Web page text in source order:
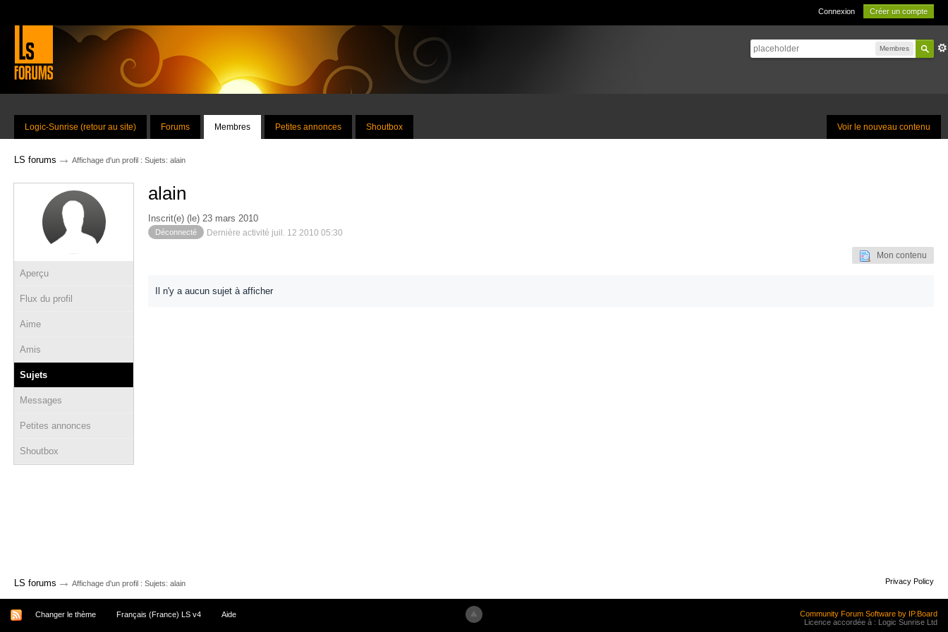
Connexion Créer un compte
Membres
Voir le nouveau contenu
Logic-Sunrise (retour au site) Forums Membres Petites annonces Shoutbox
LS forums → Affichage d'un profil : Sujets: alain
Aperçu
Flux du profil
Aime
Amis
Sujets
Messages
Petites annonces
Shoutbox
alain
Inscrit(e) (le) 23 mars 2010
Déconnecté Dernière activité juil. 12 2010 05:30
Mon contenu
Il n'y a aucun sujet à afficher
LS forums → Affichage d'un profil : Sujets: alain Privacy Policy
Changer le thème Français (France) LS v4 Aide
Community Forum Software by IP.Board
Licence accordée à : Logic Sunrise Ltd